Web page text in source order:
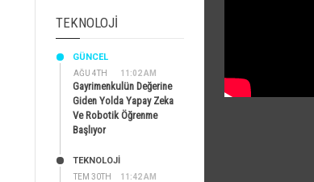
TEKNOLOJI
AĞU 4TH 11:02 AM
GÜNCEL
Gayrimenkulün Değerine
Giden Yolda Yapay Zeka
Ve Robotik Öğrenme
Başlıyor
TEM 30TH 11:42 AM
TEKNOLOJİ